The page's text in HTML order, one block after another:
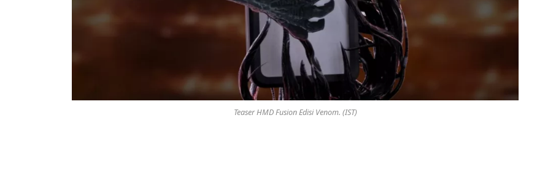
Teaser HMD Fusion Edisi Venom. (IST)